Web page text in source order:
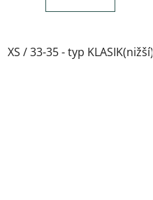
XS / 33-35 - typ KLASIK(nižší)